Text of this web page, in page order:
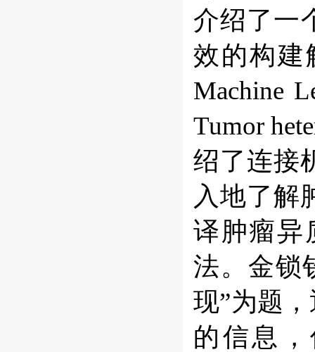
介绍了一
效的构建
Machine
Tumor
绍了连接
入地了解
译肿瘤异
法。金锁
现”为题
的信息